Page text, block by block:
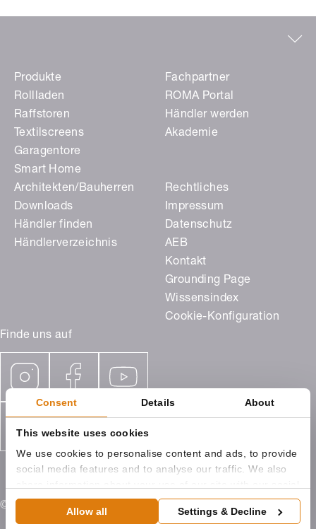
Consent Details About
This website uses cookies
We use cookies to personalise content and ads, to provide
social media features and to analyse our traffic. We also
media, advertising and analytics partners who may
combine it with other information that you’ve provided to
Allow all Settings & Decline
Finde uns auf
Produkte
Rollladen
Raffstoren
Textilscreens
Garagentore
Smart Home
Fachpartner
ROMA Portal
Händler werden
Akademie
Architekten/Bauherren
Downloads
Händler finden
Händlerverzeichnis
Rechtliches
Impressum
Datenschutz
AEB
Kontakt
Grounding Page
Wissensindex
Cookie-Konfiguration
© 2026 ROMA KG Ostpreußenstraße 9 89331 Burgau